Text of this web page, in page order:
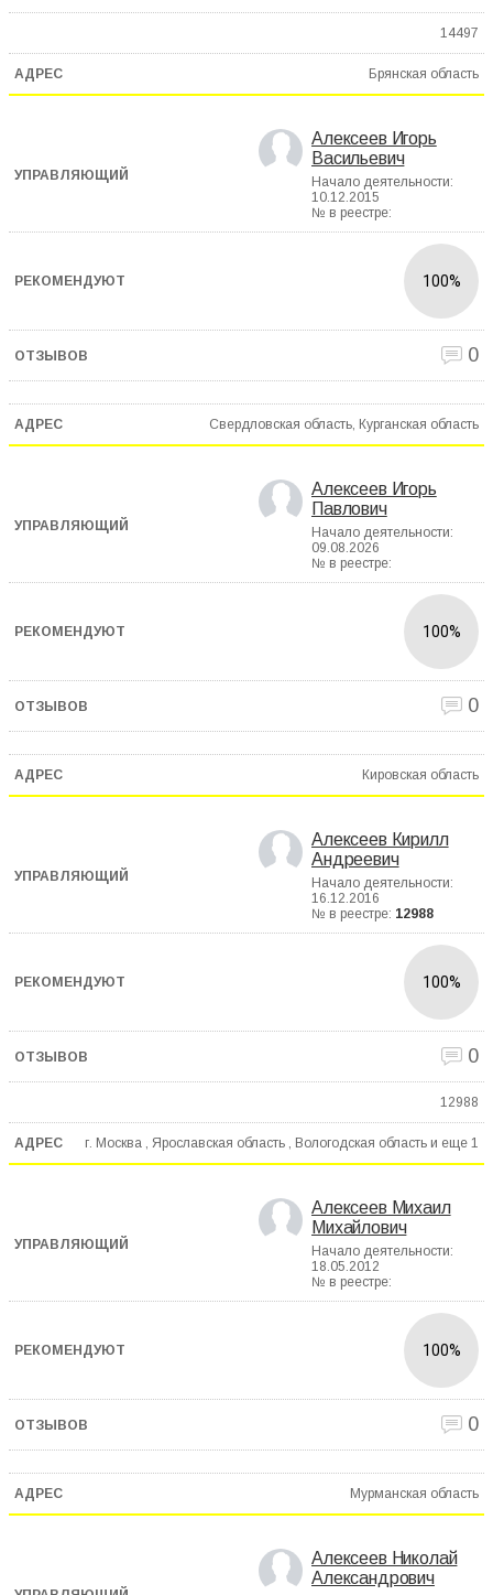
14497
Брянская область
Алексеев Игорь
Васильевич
Начало деятельности:
10.12.2015
№ в реестре:
100%
0
Свердловская область, Курганская область
Алексеев Игорь
Павлович
Начало деятельности:
09.08.2026
№ в реестре:
100%
0
Кировская область
Алексеев Кирилл
Андреевич
Начало деятельности:
16.12.2016
№ в реестре: 12988
100%
0
12988
г. Москва , Ярославская область , Вологодская область и еще 1
Алексеев Михаил
Михайлович
Начало деятельности:
18.05.2012
№ в реестре:
100%
0
Мурманская область
Алексеев Николай
Александрович